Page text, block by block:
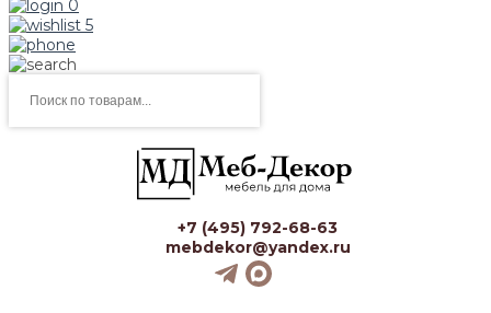
0
5
товаров
+7 (495) 792-68-63
mebdekor@yandex.ru